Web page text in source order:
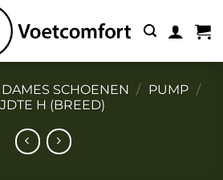
DAMES SCHOENEN / PUMP /
H (BREED)